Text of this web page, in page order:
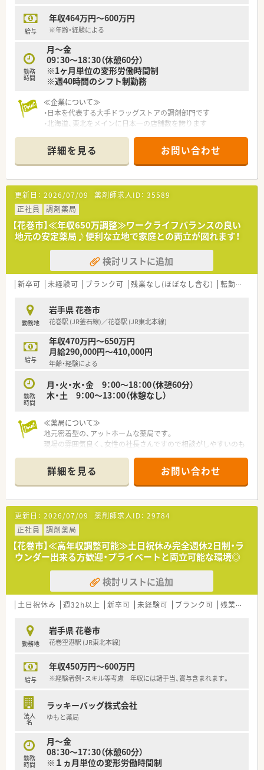
給与
年収464万円～600万円
※年齢・経験による
勤務
時間
月～金
09：30～18：30（休憩60分）
※1ヶ月単位の変形労働時間制
※週40時間のシフト制勤務
≪企業について≫
・日本を代表する大手ドラッグストアの調剤部門です
・北海道、東北をメインに日本一の店舗数を誇ります
しっかり投薬に集中いただけます
・学会発表・参加や、豊富なキャリアパスで自身のさらなる向上
も！
・ノルマ、品出しレジ打ち、強制的な異動もなく、社員のペースに
合わせた環境で成長することができます
・有休休暇は30分単位から、気持ちよく取得いただける雰囲気で
す
・病気やケガで入院したときの給与保障も手厚く安心！その他各
種補助金など福利厚生も充実しています
・2019年度の新入社員の定着率＝100％と、働きやすさ◎の企業
です
詳細を見る お問い合わせ
更新日： 2026/07/09 薬剤師求人ID： 35589
正社員
調剤薬局
【花巻市】≪年収650万調整≫ワークライフバランスの良い
地元の安定薬局♪便利な立地で家庭との両立が図れます！
検討リストに追加
新卒可 未経験可 ブランク可 残業なし(ほぼなし含む) 転勤なし
勤務地
岩手県 花巻市
花巻駅 (JR釜石線)／花巻駅 (JR東北本線)
給与
年収470万円～650万円
月給290,000円～410,000円
年齢・経験による
勤務
時間
月・火・水・金 9：00～18：00（休憩60分）
木・土 9：00～13：00（休憩なし）
≪薬局について≫
地元密着型の、アットホームな薬局です。
現場の雰囲気良く、女性の社長さんですので相談がしやすいのも
すぐ近くにはショッピングモールもあり、毎日の生活にも便利で
す。
詳細を見る お問い合わせ
更新日： 2026/07/09 薬剤師求人ID： 29784
正社員
調剤薬局
【花巻市】≪高年収調整可能≫土日祝休み完全週休2日制・ラ
ウンダー出来る方歓迎・プライベートと両立可能な環境◎
検討リストに追加
土日祝休み 週32h以上 新卒可 未経験可 ブランク可 残業なし(ほぼなし含む)
勤務地
岩手県 花巻市
花巻空港駅 (JR東北本線)
給与
年収450万円～600万円
※経験者例・スキル等考慮 年収には諸手当、賞与含まれます。
法人
名
ラッキーバッグ株式会社
ゆもと薬局
勤務
時間
月～金
08：30～17：30（休憩60分）
※１ヵ月単位の変形労働時間制